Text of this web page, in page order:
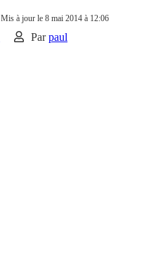
Mis à jour le 8 mai 2014 à 12:06
Parpaul